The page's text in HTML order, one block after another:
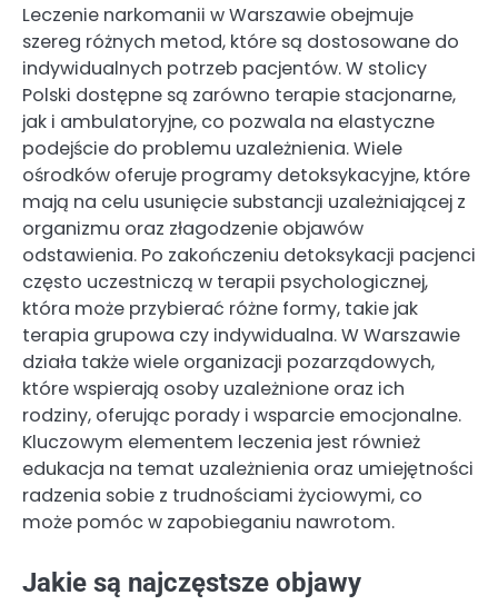
Leczenie narkomanii w Warszawie obejmuje
szereg różnych metod, które są dostosowane do
indywidualnych potrzeb pacjentów. W stolicy
Polski dostępne są zarówno terapie stacjonarne,
jak i ambulatoryjne, co pozwala na elastyczne
podejście do problemu uzależnienia. Wiele
ośrodków oferuje programy detoksykacyjne, które
mają na celu usunięcie substancji uzależniającej z
organizmu oraz złagodzenie objawów
odstawienia. Po zakończeniu detoksykacji pacjenci
często uczestniczą w terapii psychologicznej,
która może przybierać różne formy, takie jak
terapia grupowa czy indywidualna. W Warszawie
działa także wiele organizacji pozarządowych,
które wspierają osoby uzależnione oraz ich
rodziny, oferując porady i wsparcie emocjonalne.
Kluczowym elementem leczenia jest również
edukacja na temat uzależnienia oraz umiejętności
radzenia sobie z trudnościami życiowymi, co
może pomóc w zapobieganiu nawrotom.
Jakie są najczęstsze objawy